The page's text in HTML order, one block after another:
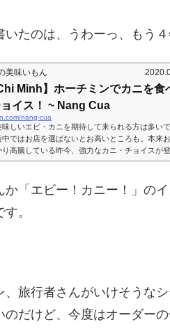
たのは、うわーっ、もう４
美味いもん
Minh】ホーチミンでカニを食
イス！ ~ Nang Cua
nang-cua
しいエビ・カニを期待して来られる方は多い
ではお店を選ばないとお高いところも。本来
高騰している昨今、強力なカニ・チョイスが
は移転していました。記事末に新しい住所載
が美味しかったお店。そこのすぐ横にヘム（
して、その入り口にはまずこちらの看板が。カニ
にかくカニに弱い。そ...
「エビー！カニー！」の
。
、旅行者さんがいけそうな
だけど、今度はオーダー